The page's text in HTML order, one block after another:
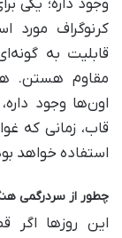
وجود داره؛ یکی
کرنوگراف مورد
قابلیت به
مقاوم هستن.
اون‌ها وجود
قاب، زمانی که
استفاده خواهد
چطور از سردرگمی
این روزها